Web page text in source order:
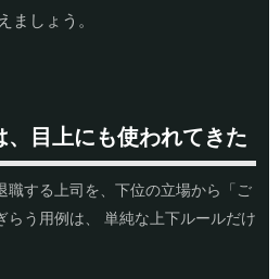
しょう。
、目上にも使われてきた
職する上司を、下位の立場から「ご
らう用例は、 単純な上下ルールだけ